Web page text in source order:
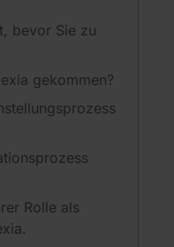
bevor Sie zu
gekommen?
Rolle als